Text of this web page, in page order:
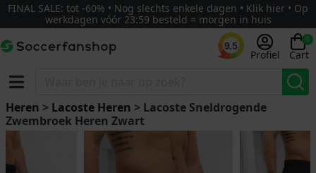
FINAL SALE: tot -60% • Nog slechts enkele dagen • Klik hier • Op
werkdagen vóór 23:59 besteld = morgen in huis
9.5
Profiel
0
Cart
Heren > Lacoste Heren > Lacoste Sneldrogende
Zwembroek Heren Zwart